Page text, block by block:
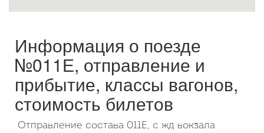
Информация о поезде
№011Е, отправление и
прибытие, классы вагонов,
стоимость билетов
Отправление состава 011Е, с жд вокзала